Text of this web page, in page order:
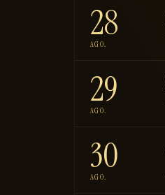
28
AGO.
29
AGO.
30
AGO.